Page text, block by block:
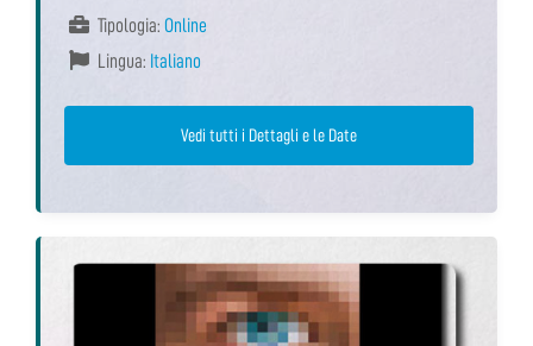
Tipologia: Online
Lingua: Italiano
Vedi tutti i Dettagli e le Date